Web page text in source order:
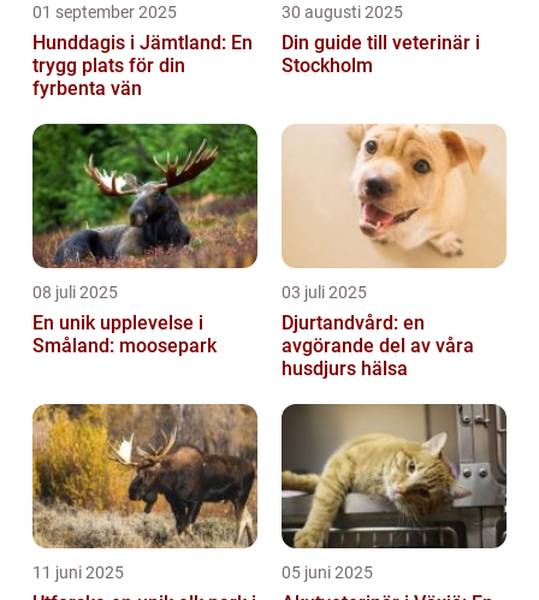
01 september 2025
Hunddagis i Jämtland: En
trygg plats för din
fyrbenta vän
30 augusti 2025
Din guide till veterinär i
Stockholm
08 juli 2025
En unik upplevelse i
Småland: moosepark
03 juli 2025
Djurtandvård: en
avgörande del av våra
husdjurs hälsa
11 juni 2025 05 juni 2025